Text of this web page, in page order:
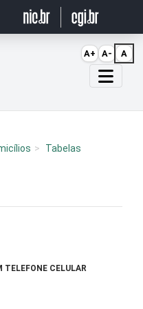
Tabelas
TELEFONE CELULAR
A+ A- A